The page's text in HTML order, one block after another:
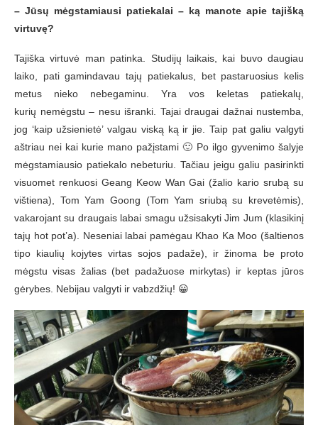
– Jūsų mėgstamiausi patiekalai – ką manote apie tajišką
virtuvę?
Tajiška virtuvė man patinka. Studijų laikais, kai buvo daugiau
laiko, pati gamindavau tajų patiekalus, bet pastaruosius kelis
metus nieko nebegaminu. Yra vos keletas patiekalų,
kurių nemėgstu – nesu išranki. Tajai draugai dažnai nustemba,
jog ‘kaip užsienietė’ valgau viską ką ir jie. Taip pat galiu valgyti
aštriau nei kai kurie mano pažįstami 🙂 Po ilgo gyvenimo šalyje
mėgstamiausio patiekalo nebeturiu. Tačiau jeigu galiu pasirinkti
visuomet renkuosi Geang Keow Wan Gai (žalio kario srubą su
vištiena), Tom Yam Goong (Tom Yam sriubą su krevetėmis),
vakarojant su draugais labai smagu užsisakyti Jim Jum (klasikinį
tajų hot pot’a). Neseniai labai pamėgau Khao Ka Moo (šaltienos
tipo kiaulių kojytes virtas sojos padaže), ir žinoma be proto
mėgstu visas žalias (bet padažuose mirkytas) ir keptas jūros
gėrybes. Nebijau valgyti ir vabzdžių! 😀